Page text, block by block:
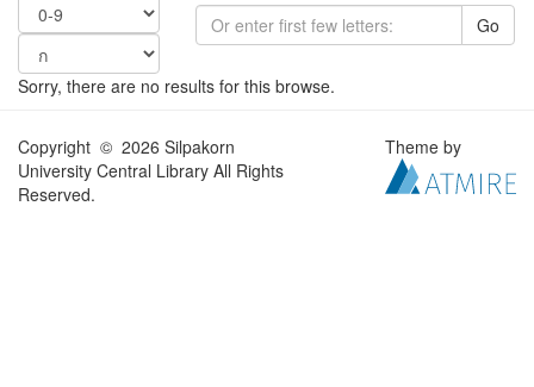
Go
Sorry, there are no results for this browse.
Copyright © 2026 Silpakorn
University Central Library All Rights
Reserved.
Theme by